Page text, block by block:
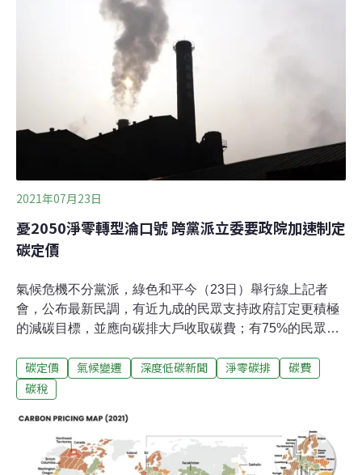
價機制、輔導獎勵措施要三管齊下。白皮書提到，現行
《溫室氣體減量及管理法》減碳目標遠遠落後國際也無法
因應碳中和路徑。中國、日本、南韓以及新加坡都已施行
碳交易或是碳稅。我國至今卻尚未建立碳排總量管制、碳
交易與碳定價機制，未來產品出口除可能遭課碳關稅外，
還會因碳足跡過高而被排除於全球供應鏈外。
2021年07月23日
憂2050淨零轉型淪口號 跨黨派立委要政院加速制定
碳定價
氣候危機不分黨派，綠色和平今（23日）舉行線上記者
會，公布最新民調，有近九成的民眾支持政府訂定更積極
的減碳目標，並應向碳排大戶收取碳費；有75%的民眾認
立委謝衣鳳，以及民眾黨立委蔡壁如，則在記者會上異口
同聲向行政院喊話，要求盡速實施碳定價機制，別讓總統
眾盼政府有積極減碳目標 八成民眾不知現行目標全球極端
氣候災害不斷，歐盟日前公布氣候危機的「55套案」 （Fit
for 55），強化減碳措施，將於2023年試行碳邊境調整機
碳定價 氣候變遷 深度低碳新聞 淨零碳排
碳費
碳稅